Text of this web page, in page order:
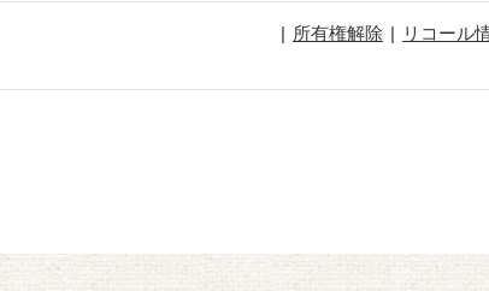
所有権解除 リコール